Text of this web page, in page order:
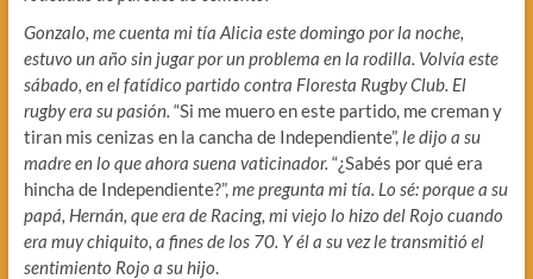
Gonzalo, me cuenta mi tía Alicia este domingo por la noche,
estuvo un año sin jugar por un problema en la rodilla. Volvía este
sábado, en el fatídico partido contra Floresta Rugby Club. El
rugby era su pasión. “Si me muero en este partido, me creman y
tiran mis cenizas en la cancha de Independiente”,le dijo a su
madre en lo que ahora suena vaticinador. “¿Sabés por qué era
hincha de Independiente?”,me pregunta mi tía. Lo sé: porque a su
papá, Hernán, que era de Racing, mi viejo lo hizo del Rojo cuando
era muy chiquito, a fines de los 70. Y él a su vez le transmitió el
sentimiento Rojo a su hijo.